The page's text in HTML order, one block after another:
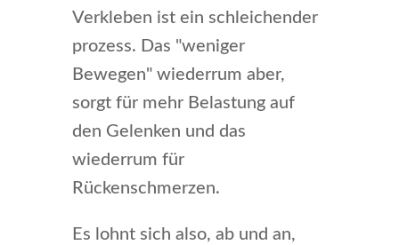
Verkleben ist ein schleichender
prozess. Das "weniger
Bewegen" wiederrum aber,
sorgt für mehr Belastung auf
den Gelenken und das
wiederrum für
Rückenschmerzen.
Es lohnt sich also, ab und an,